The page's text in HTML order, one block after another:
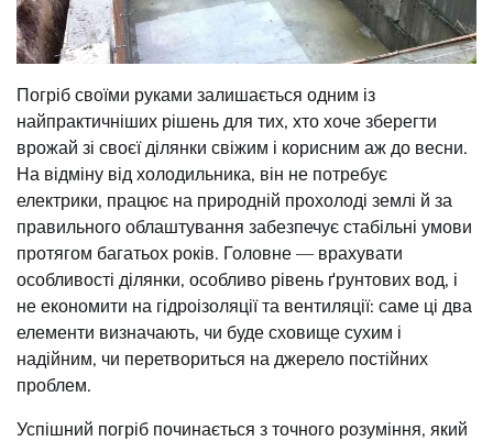
Погріб своїми руками залишається одним із
найпрактичніших рішень для тих, хто хоче зберегти
врожай зі своєї ділянки свіжим і корисним аж до весни.
На відміну від холодильника, він не потребує
електрики, працює на природній прохолоді землі й за
правильного облаштування забезпечує стабільні умови
протягом багатьох років. Головне — врахувати
особливості ділянки, особливо рівень ґрунтових вод, і
не економити на гідроізоляції та вентиляції: саме ці два
елементи визначають, чи буде сховище сухим і
надійним, чи перетвориться на джерело постійних
проблем.
Успішний погріб починається з точного розуміння, який